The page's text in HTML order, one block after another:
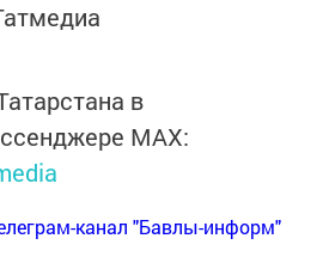
в
MАХ:
канал "Бавлы-информ"